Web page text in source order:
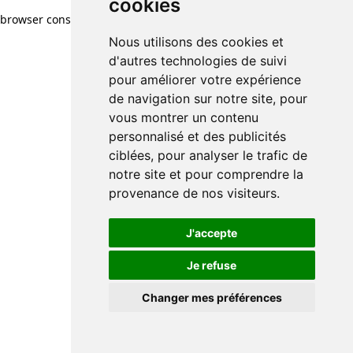
cookies
Nous utilisons des cookies et
d'autres technologies de suivi
pour améliorer votre expérience
de navigation sur notre site, pour
vous montrer un contenu
personnalisé et des publicités
ciblées, pour analyser le trafic de
notre site et pour comprendre la
provenance de nos visiteurs.
J'accepte
Je refuse
Changer mes préférences
browser console for more information)